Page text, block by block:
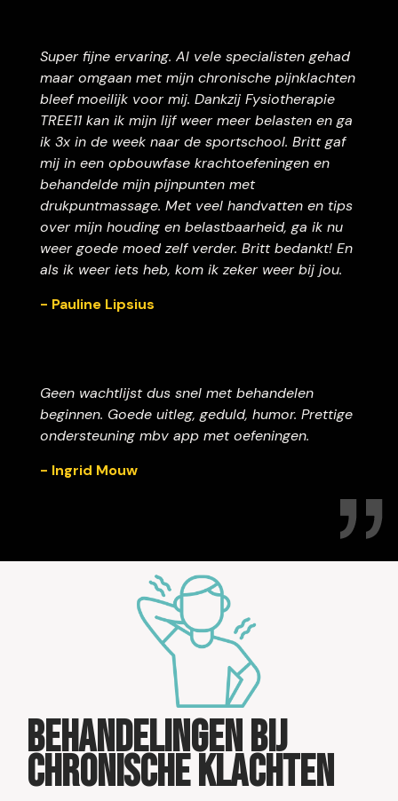
Super fijne ervaring. Al vele specialisten gehad
maar omgaan met mijn chronische pijnklachten
bleef moeilijk voor mij. Dankzij Fysiotherapie
TREE11 kan ik mijn lijf weer meer belasten en ga
ik 3x in de week naar de sportschool. Britt gaf
mij in een opbouwfase krachtoefeningen en
behandelde mijn pijnpunten met
drukpuntmassage. Met veel handvatten en tips
over mijn houding en belastbaarheid, ga ik nu
weer goede moed zelf verder. Britt bedankt! En
als ik weer iets heb, kom ik zeker weer bij jou.
- Pauline Lipsius
Geen wachtlijst dus snel met behandelen
beginnen. Goede uitleg, geduld, humor. Prettige
ondersteuning mbv app met oefeningen.
- Ingrid Mouw
Behandelingen bij
chronische klachten